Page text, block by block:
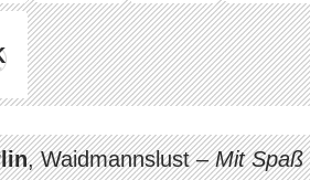
, Waidmannslust –Mit Spaß